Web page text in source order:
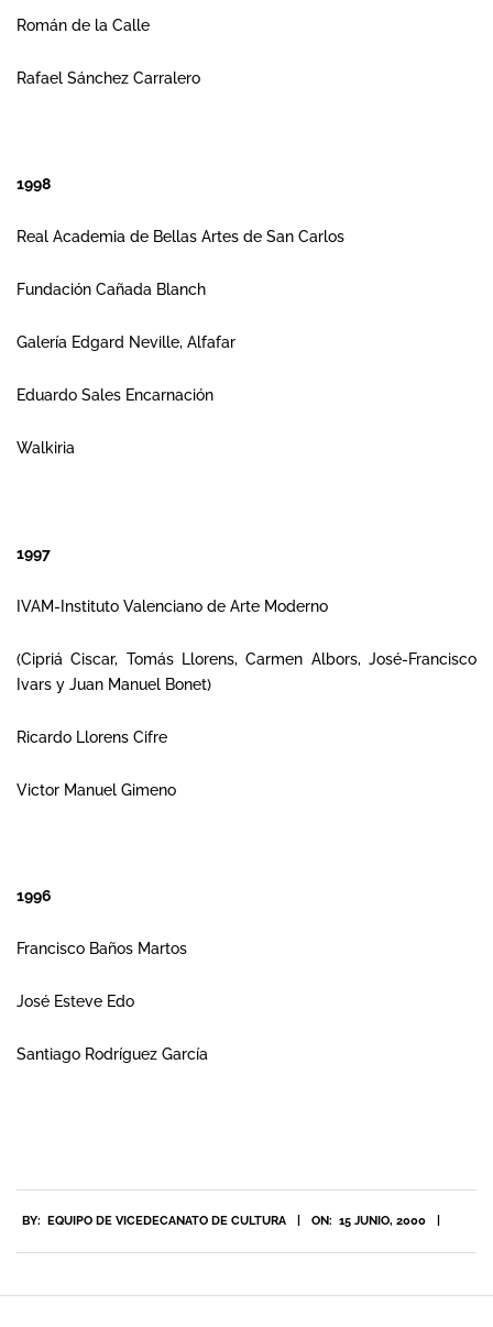
Román de la Calle
Rafael Sánchez Carralero
1998
Real Academia de Bellas Artes de San Carlos
Fundación Cañada Blanch
Galería Edgard Neville, Alfafar
Eduardo Sales Encarnación
Walkiria
1997
IVAM-Instituto Valenciano de Arte Moderno
(Cipriá Ciscar, Tomás Llorens, Carmen Albors, José-Francisco
Ivars y Juan Manuel Bonet)
Ricardo Llorens Cifre
Victor Manuel Gimeno
1996
Francisco Baños Martos
José Esteve Edo
Santiago Rodríguez García
06-
15
BY: EQUIPO DE VICEDECANATO DE CULTURA ON: 15 JUNIO, 2000